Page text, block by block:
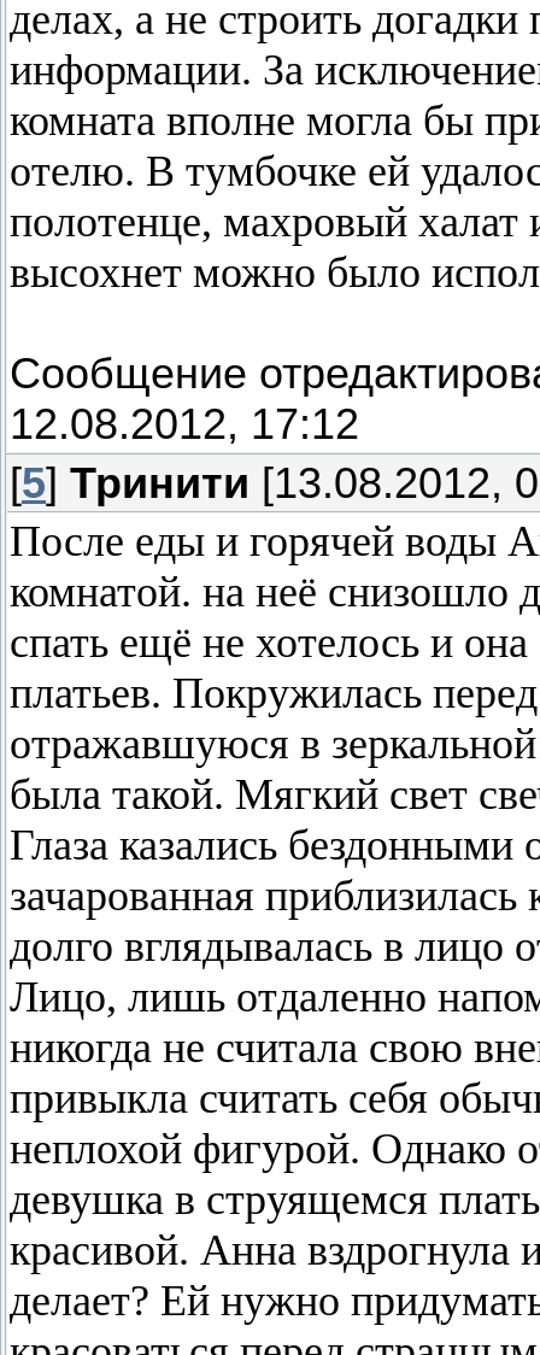
делах, а не строить
информации. За
комната вполне могла бы
отелю. В тумбочке ей
полотенце, махровый халат
высохнет можно было
Сообщение
12.08.2012, 17:12
[5] Тринити [13.08.2012,
После еды и горячей воды
комнатой. на неё снизошло
спать ещё не хотелось и
платьев. Покружилась
отражавшуюся в
была такой. Мягкий свет
Глаза казались
зачарованная
долго вглядывалась в лицо
Лицо, лишь отдаленно
никогда не считала свою
привыкла считать себя
неплохой фигурой. Однако
девушка в струящемся
красивой. Анна вздрогнула
делает? Ей нужно